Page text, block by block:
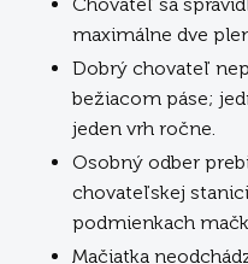
maximálne dve
Dobrý chovateľ
bežiacom páse;
jeden vrh ročne.
Osobný odber
chovateľskej
podmienkach
Mačiatka